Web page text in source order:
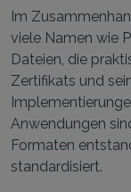
Im
viele Namen wie
Dateien, die
Zertifikats und
Anwendungen
Formaten
standardisiert.